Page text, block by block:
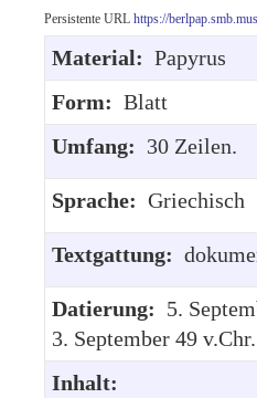
springen
Persistente URL https://
Material: Papyrus
Form: Blatt
Umfang: 30 Zeilen.
Sprache: Griechisch
Textgattung:
Datierung: 5.
3. September 49 v.Chr.
Inhalt: